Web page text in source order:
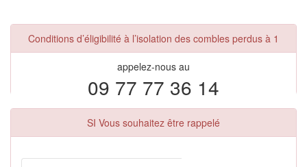
Conditions d’éligibilité à l’isolation des combles perdus à 1
appelez-nous au
09 77 77 36 14
SI Vous souhaitez être rappelé